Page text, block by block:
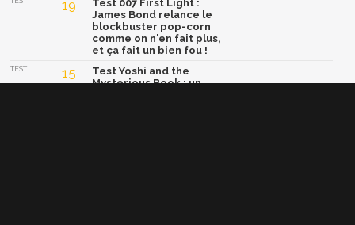
19
Test 007 First Light :
James Bond relance le
blockbuster pop-corn
comme on n'en fait plus,
et ça fait un bien fou !
TEST 15
Test Yoshi and the
Mysterious Book : un